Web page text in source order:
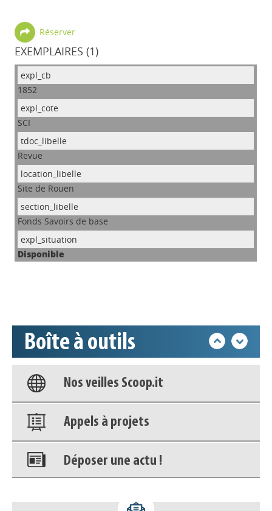
Réserver
EXEMPLAIRES (1)
1852
SCI
Revue
Site de Rouen
Fonds Savoirs de base
Disponible
Boîte à outils
Appels à projets
Déposer une actu !
Base documentaire
Nos veilles Scoop.it
Appels à projets
Déposer une actu !